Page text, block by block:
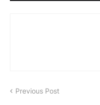
Previous Post